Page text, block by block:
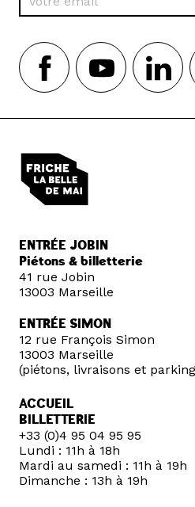
ENTRÉE JOBIN
Piétons & billetterie
41 rue Jobin
13003 Marseille
ENTRÉE SIMON
12 rue François Simon
13003 Marseille
(piétons, livraisons et
ACCUEIL
BILLETTERIE
+33 (0)4 95 04 95 95
Lundi : 11h à 18h
Mardi au samedi : 11h à 19h
Dimanche : 13h à 19h